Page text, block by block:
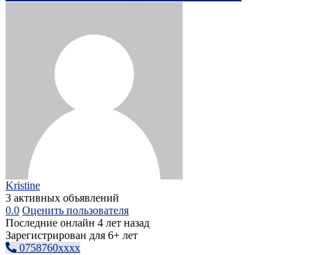
Kristine
3 активных объявлений
0.0 Оценить пользователя
Последние онлайн 4 лет назад
Зарегистрирован для 6+ лет
0758760xxxx